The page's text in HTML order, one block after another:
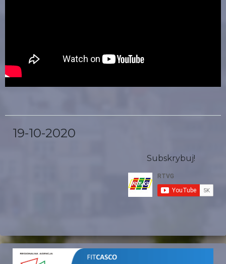
19-10-2020
Subskrybuj!